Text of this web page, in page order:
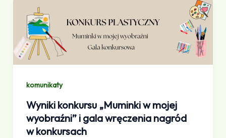
komunikaty
Wyniki konkursu „Muminki w mojej
wyobraźni” i gala wręczenia nagród
w konkursach